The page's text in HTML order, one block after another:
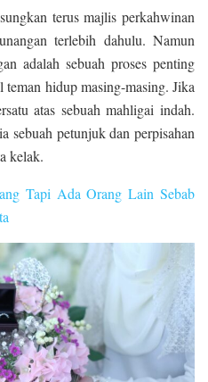
terus majlis perkahwinan
terlebih dahulu. Namun
adalah sebuah proses penting
hidup masing-masing. Jika
atas sebuah mahligai indah.
sebuah petunjuk dan perpisahan
kelak.
Tapi Ada Orang Lain Sebab